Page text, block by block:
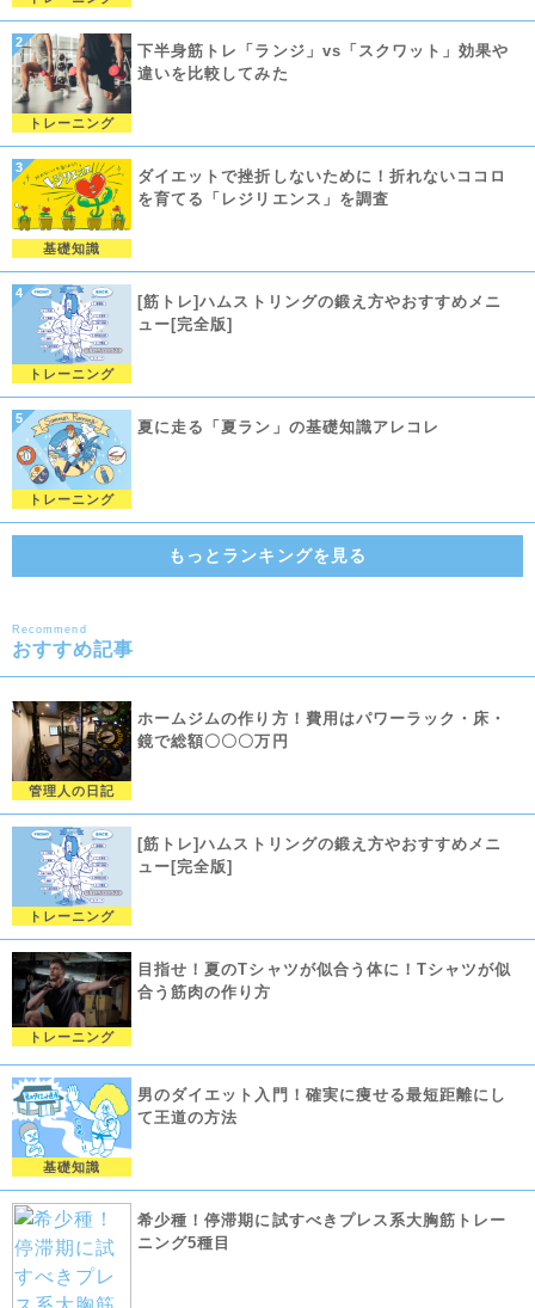
トレーニング
下半身筋トレ「ランジ」vs「スクワット」効果や
違いを比較してみた
基礎知識
ダイエットで挫折しないために！折れないココロ
を育てる「レジリエンス」を調査
トレーニング
[筋トレ]ハムストリングの鍛え方やおすすめメニ
ュー[完全版]
トレーニング
夏に走る「夏ラン」の基礎知識アレコレ
もっとランキングを見る
Recommend
おすすめ記事
管理人の日記
ホームジムの作り方！費用はパワーラック・床・
鏡で総額〇〇〇万円
トレーニング
[筋トレ]ハムストリングの鍛え方やおすすめメニ
ュー[完全版]
トレーニング
目指せ！夏のTシャツが似合う体に！Tシャツが似
合う筋肉の作り方
基礎知識
男のダイエット入門！確実に痩せる最短距離にし
て王道の方法
希少種！停滞期に試すべきプレス系大胸筋トレー
ニング5種目